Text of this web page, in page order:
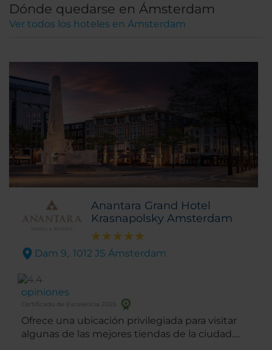
Dónde quedarse en Ámsterdam
Ver todos los hoteles en Ámsterdam
Anantara Grand Hotel
Krasnapolsky Amsterdam
Dam 9,. 1012 JS Ámsterdam
opiniones
Certificado de Excelencia 2025
Ofrece una ubicación privilegiada para visitar
algunas de las mejores tiendas de la ciudad.